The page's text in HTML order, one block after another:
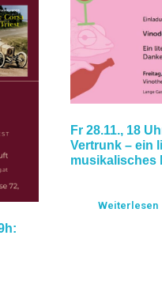
Fr 28.11., 18
Vertrunk – ein
musikalisches
Weiterlesen